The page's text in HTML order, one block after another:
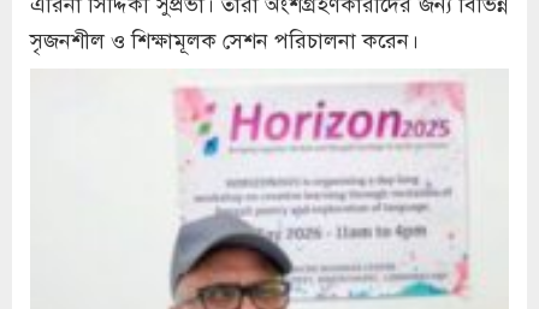
সৃজনশীল ও শিক্ষামূলক সেশন পরিচালনা করেন।